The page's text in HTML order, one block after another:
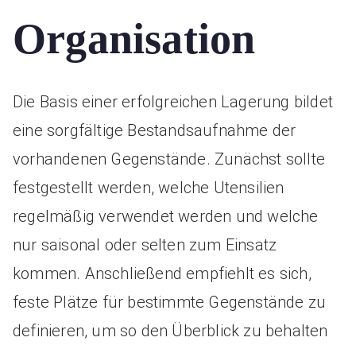
Organisation
Die Basis einer erfolgreichen Lagerung bildet
eine sorgfältige Bestandsaufnahme der
vorhandenen Gegenstände. Zunächst sollte
festgestellt werden, welche Utensilien
regelmäßig verwendet werden und welche
nur saisonal oder selten zum Einsatz
kommen. Anschließend empfiehlt es sich,
feste Plätze für bestimmte Gegenstände zu
definieren, um so den Überblick zu behalten